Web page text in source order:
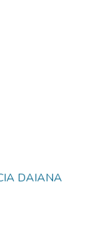
DAIANA